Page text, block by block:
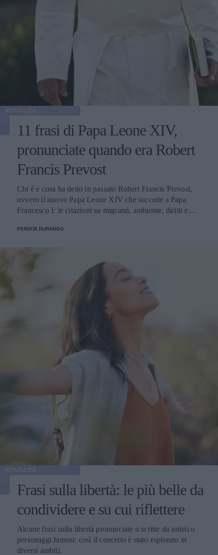
11 frasi di Papa Leone XIV,
pronunciate quando era Robert
Francis Prevost
Chi è e cosa ha detto in passato Robert Francis Prevost,
ovvero il nuovo Papa Leone XIV che succede a Papa
Francesco I: le citazioni su migranti, ambiente, diritti e
PERDITA DURANGO
Frasi sulla libertà: le più belle da
condividere e su cui riflettere
Alcune frasi sulla libertà pronunciate o scritte da artisti o
personaggi famosi: così il concetto è stato esplorato in
diversi ambiti.